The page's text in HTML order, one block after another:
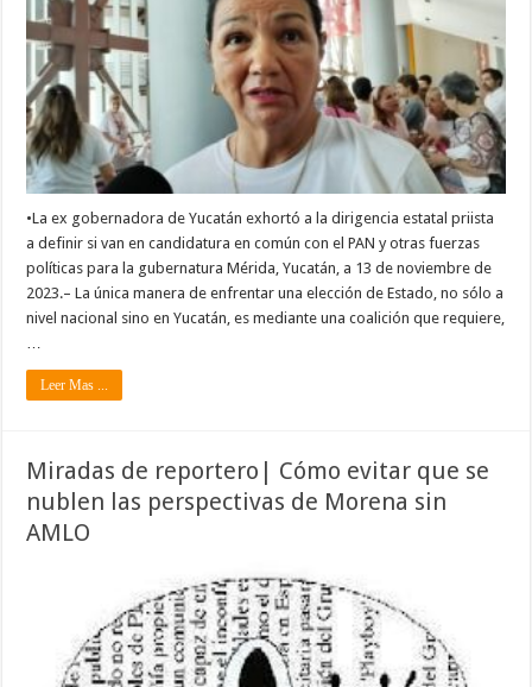
•La ex gobernadora de Yucatán exhortó a la dirigencia estatal priista
a definir si van en candidatura en común con el PAN y otras fuerzas
políticas para la gubernatura Mérida, Yucatán, a 13 de noviembre de
2023.– La única manera de enfrentar una elección de Estado, no sólo a
nivel nacional sino en Yucatán, es mediante una coalición que requiere,
…
Leer Mas ...
Miradas de reportero| Cómo evitar que se
nublen las perspectivas de Morena sin
AMLO